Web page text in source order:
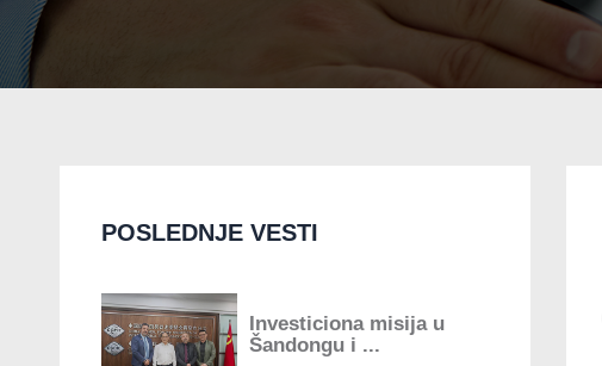
POSLEDNJE VESTI
Investiciona misija u
Šandongu i ...